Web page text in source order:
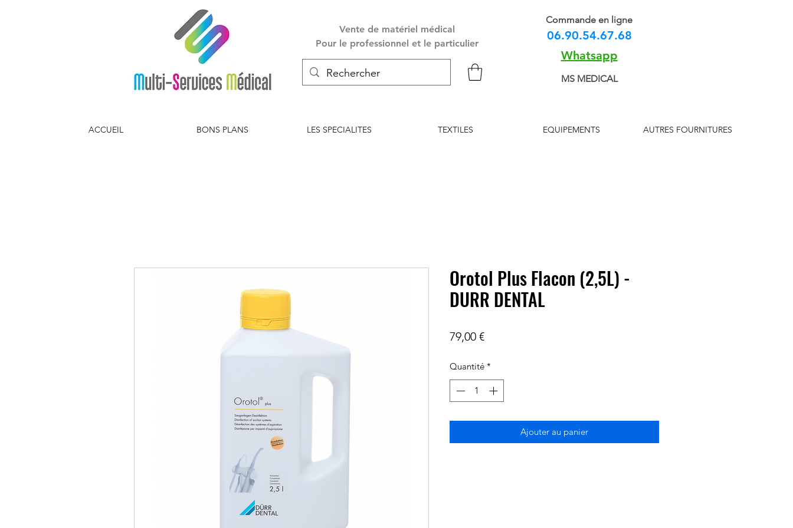
Vente de matériel médical
Pour le professionnel et le particulier
Commande en ligne
06.90.54.67.68
Whatsapp
MS MEDICAL
ACCUEIL BONS PLANS LES SPECIALITES TEXTILES EQUIPEMENTS AUTRES FOURNITURES
Orotol Plus Flacon (2,5L) -
DURR DENTAL
79,00 €Prix
Quantité *
Ajouter au panier